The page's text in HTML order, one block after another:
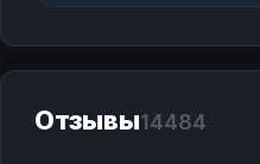
Отзывы14484